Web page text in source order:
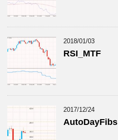
2018/01/03
RSI_MTF
2017/12/24
AutoDayFibs